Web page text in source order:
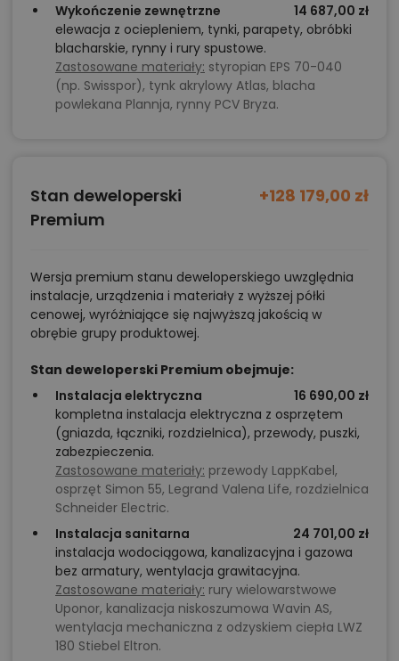
Wykończenie zewnętrzne
14 687,00 zł
elewacja z ociepleniem, tynki, parapety, obróbki
blacharskie, rynny i rury spustowe.
Zastosowane materiały: styropian EPS 70-040
(np. Swisspor), tynk akrylowy Atlas, blacha
powlekana Plannja, rynny PCV Bryza.
Stan deweloperski
Premium
+128 179,00 zł
Wersja premium stanu deweloperskiego uwzględnia
instalacje, urządzenia i materiały z wyższej półki
cenowej, wyróżniające się najwyższą jakością w
obrębie grupy produktowej.
Stan deweloperski Premium obejmuje:
Instalacja elektryczna
16 690,00 zł
kompletna instalacja elektryczna z osprzętem
(gniazda, łączniki, rozdzielnica), przewody, puszki,
zabezpieczenia.
Zastosowane materiały: przewody LappKabel,
osprzęt Simon 55, Legrand Valena Life, rozdzielnica
Schneider Electric.
Instalacja sanitarna
24 701,00 zł
instalacja wodociągowa, kanalizacyjna i gazowa
bez armatury, wentylacja grawitacyjna.
Zastosowane materiały: rury wielowarstwowe
Uponor, kanalizacja niskoszumowa Wavin AS,
wentylacja mechaniczna z odzyskiem ciepła LWZ
180 Stiebel Eltron.